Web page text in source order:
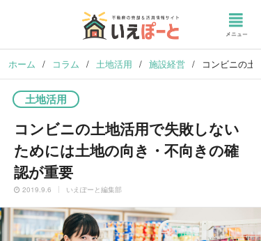
ホーム / コラム / 土地活用 / 施設経営 / コンビニの土
土地活用
コンビニの土地活用で失敗しない
ためには土地の向き・不向きの確
認が重要
2019.9.6 いえぽーと編集部